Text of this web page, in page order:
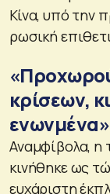
Κίνα, υπό την
ρωσική
κρίσεων,
ενωνμένα»
Αναμφίβολα, η
κινήθηκε ως
ευχάριστη